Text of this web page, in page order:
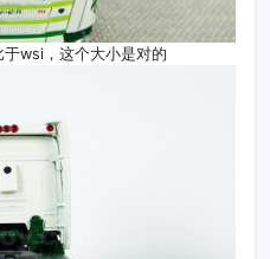
wsi，这个大小是对的